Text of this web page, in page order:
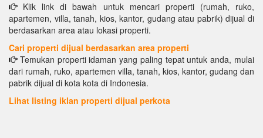
Klik link di bawah untuk mencari properti (rumah, ruko,
apartemen, villa, tanah, kios, kantor, gudang atau pabrik) dijual di
berdasarkan area atau lokasi properti.
Cari properti dijual berdasarkan area properti
Temukan properti idaman yang paling tepat untuk anda, mulai
dari rumah, ruko, apartemen villa, tanah, kios, kantor, gudang dan
pabrik dijual di kota kota di Indonesia.
Lihat listing iklan properti dijual perkota